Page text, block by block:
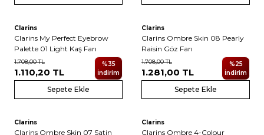
2
Clarins
Clarins My Perfect Eyebrow
Palette 01 Light Kaş Farı
1.708,00TL
1.110,20 TL
%35
İndirim
Sepete Ekle
Clarins
Clarins Ombre Skin 08 Pearly
Raisin Göz Farı
1.708,00TL
1.281,00 TL
%25
İndirim
Sepete Ekle
Clarins
Clarins Ombre Skin 07 Satin
Clarins
Clarins Ombre 4-Colour